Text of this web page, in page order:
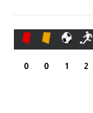
2
1
0
0